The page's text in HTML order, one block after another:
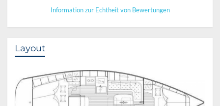
Information zur Echtheit von Bewertungen
Layout